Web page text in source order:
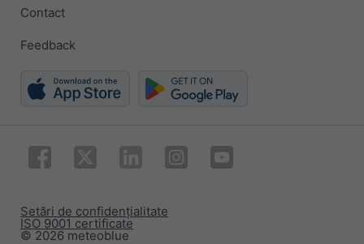
Contact
Feedback
© 2026 meteoblue
ISO 9001 certificate
Setări de confidențialitate